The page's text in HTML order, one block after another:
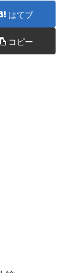
はてブ
コピー